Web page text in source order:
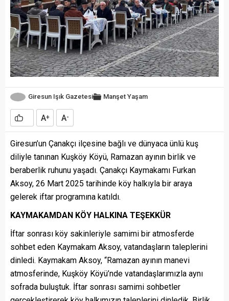
Giresun Işık Gazetesi Manşet Yaşam
A+ A-
Giresun’un Çanakçı ilçesine bağlı ve dünyaca ünlü kuş
diliyle tanınan Kuşköy Köyü, Ramazan ayının birlik ve
beraberlik ruhunu yaşadı. Çanakçı Kaymakamı Furkan
Aksoy, 26 Mart 2025 tarihinde köy halkıyla bir araya
gelerek iftar programına katıldı.
KAYMAKAMDAN KÖY HALKINA TEŞEKKÜR
İftar sonrası köy sakinleriyle samimi bir atmosferde
sohbet eden Kaymakam Aksoy, vatandaşların taleplerini
dinledi. Kaymakam Aksoy, “Ramazan ayının manevi
atmosferinde, Kuşköy Köyü’nde vatandaşlarımızla aynı
sofrada buluştuk. İftar sonrası samimi sohbetler